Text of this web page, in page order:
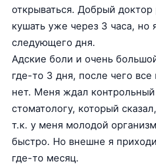
открываться. Добрый
кушать уже через 3 часа, но
следующего дня.
Адские боли и очень
где-то 3 дня, после чего все
нет. Меня ждал контрольный
стоматологу, который
т.к. у меня молодой
быстро. Но внешне я
где-то месяц.